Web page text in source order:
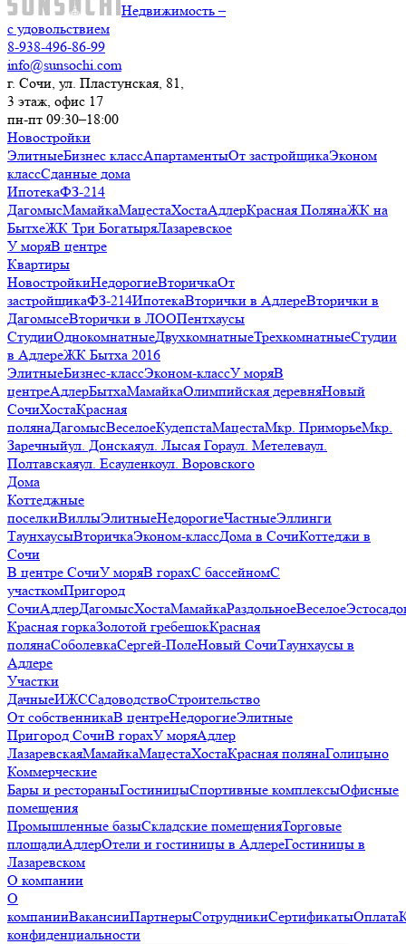
Недвижимость –
с удовольствием
8-938-496-86-99
info@sunsochi.com
г. Сочи, ул. Пластунская, 81,
3 этаж, офис 17
пн-пт 09:30–18:00
Новостройки
ЭлитныеБизнес классАпартаментыОт застройщикаЭконом
классСданные дома
ИпотекаФЗ-214
ДагомысМамайкаМацестаХостаАдлерКрасная ПолянаЖК на
БытхеЖК Три БогатыряЛазаревское
У моряВ центре
Квартиры
НовостройкиНедорогиеВторичкаОт
застройщикаФЗ-214ИпотекаВторички в АдлереВторички в
ДагомысеВторички в ЛООПентхаусы
СтудииОднокомнатныеДвухкомнатныеТрехкомнатныеСтудии
в АдлереЖК Бытха 2016
ЭлитныеБизнес-классЭконом-классУ моряВ
центреАдлерБытхаМамайкаОлимпийская деревняНовый
СочиХостаКрасная
полянаДагомысВеселоеКудепстаМацестаМкр. ПриморьеМкр.
Заречныйул. Донскаяул. Лысая Гораул. Метелеваул.
Полтавскаяул. Есауленкоул. Воровского
Дома
Коттеджные
поселкиВиллыЭлитныеНедорогиеЧастныеЭллинги
ТаунхаусыВторичкаЭконом-классДома в СочиКоттеджи в
Сочи
В центре СочиУ моряВ горахС бассейномС
участкомПригород
СочиАдлерДагомысХостаМамайкаРаздольноеВеселое
Красная горкаЗолотой гребешокКрасная
полянаСоболевкаСергей-ПолеНовый СочиТаунхаусы в
Адлере
Участки
ДачныеИЖССадоводствоСтроительство
От собственникаВ центреНедорогиеЭлитные
Пригород СочиВ горахУ моряАдлер
ЛазаревскаяМамайкаМацестаХостаКрасная полянаГолицыно
Коммерческие
Бары и рестораныГостиницыСпортивные комплексыОфисные
помещения
Промышленные базыСкладские помещенияТорговые
площадиАдлерОтели и гостиницы в АдлереГостиницы в
Лазаревском
О компании
О
компанииВакансииПартнерыСотрудникиСертификатыОплата
конфиденциальности